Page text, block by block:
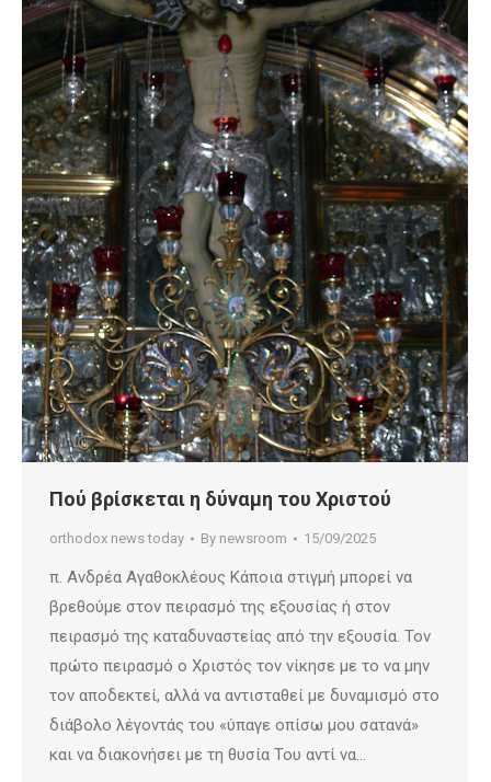
Πού βρίσκεται η δύναμη του Χριστού
orthodox news today By newsroom 15/09/2025
π. Ανδρέα Αγαθοκλέους Κάποια στιγμή μπορεί να
βρεθούμε στον πειρασμό της εξουσίας ή στον
πειρασμό της καταδυναστείας από την εξουσία. Τον
πρώτο πειρασμό ο Χριστός τον νίκησε με το να μην
τον αποδεκτεί, αλλά να αντισταθεί με δυναμισμό στο
διάβολο λέγοντάς του «ύπαγε οπίσω μου σατανά»
και να διακονήσει με τη θυσία Του αντί να…